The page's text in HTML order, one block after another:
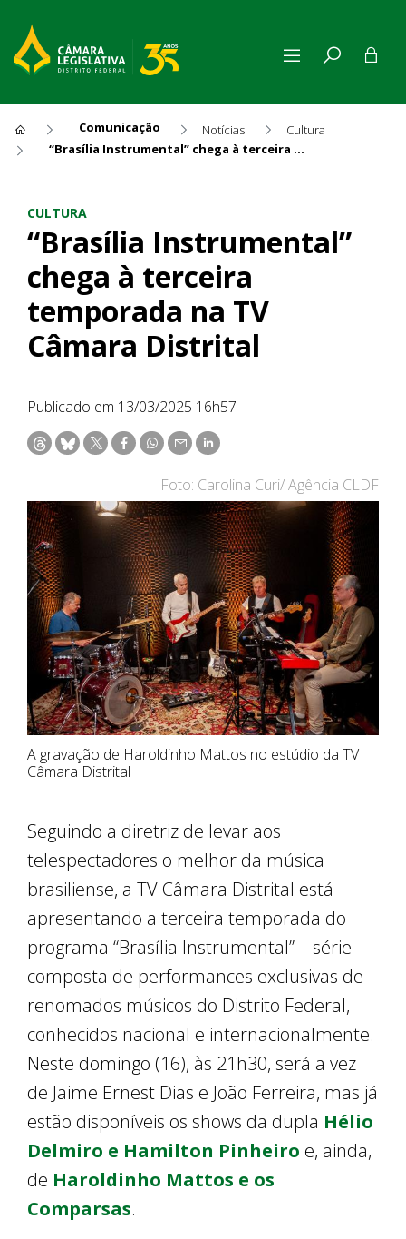
Comunicação Notícias
Cultura
“Brasília Instrumental” chega à terceira temporada na TV Câmara Distrital
CULTURA
“Brasília Instrumental”
chega à terceira
temporada na TV
Câmara Distrital
Publicado em 13/03/2025 16h57
Foto: Carolina Curi/ Agência CLDF
A gravação de Haroldinho Mattos no estúdio da TV
Câmara Distrital
Seguindo a diretriz de levar aos
telespectadores o melhor da música
brasiliense, a TV Câmara Distrital está
apresentando a terceira temporada do
programa “Brasília Instrumental” – série
composta de performances exclusivas de
renomados músicos do Distrito Federal,
conhecidos nacional e internacionalmente.
Neste domingo (16), às 21h30, será a vez
de Jaime Ernest Dias e João Ferreira, mas já
estão disponíveis os shows da dupla Hélio
Delmiro e Hamilton Pinheiro e, ainda,
de Haroldinho Mattos e os
Comparsas.